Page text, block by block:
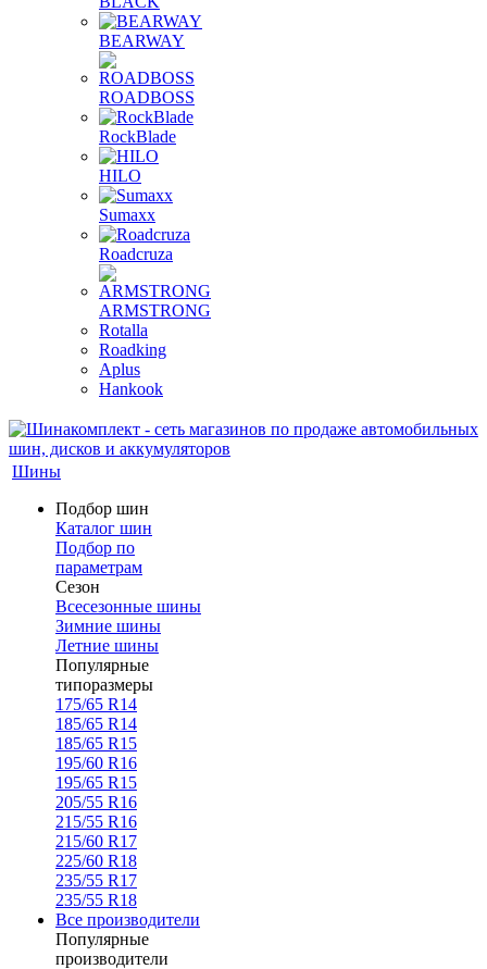
BEARWAY
ROADBOSS
RockBlade
HILO
Sumaxx
Roadcruza
ARMSTRONG
Rotalla
Roadking
Aplus
Hankook
Шины
Подбор шин
Каталог шин
Подбор по
параметрам
Сезон
Всесезонные шины
Зимние шины
Летние шины
Популярные
типоразмеры
175/65 R14
185/65 R14
185/65 R15
195/60 R16
195/65 R15
205/55 R16
215/55 R16
215/60 R17
225/60 R18
235/55 R17
235/55 R18
Все производители
Популярные
производители